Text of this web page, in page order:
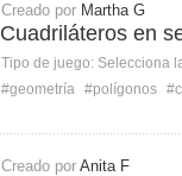
Creado por Martha G
Cuadriláteros en
Tipo de juego: Selecciona
#geometría #polígonos
Creado por Anita F